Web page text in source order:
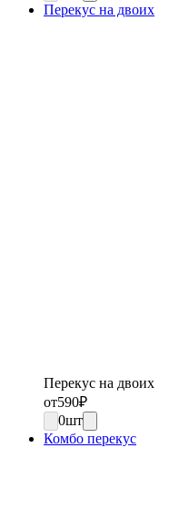
Перекус на двоих
Перекус на двоих
от590₽
0шт
Комбо перекус